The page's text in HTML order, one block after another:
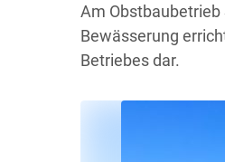
Am
Bewässerung
Betriebes dar.